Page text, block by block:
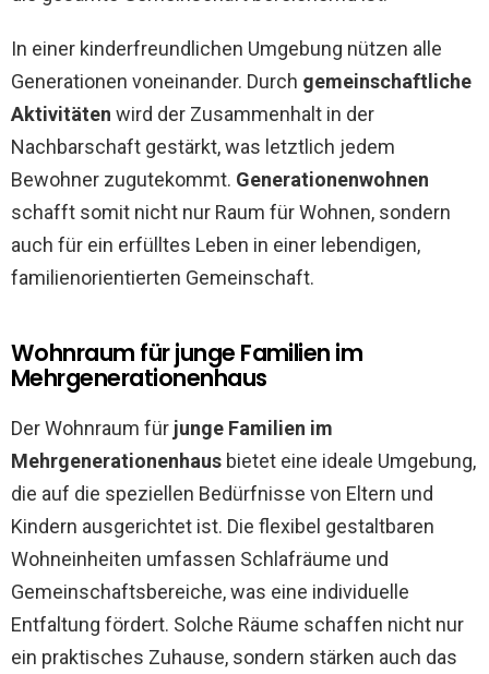
In einer kinderfreundlichen Umgebung nützen alle
Generationen voneinander. Durch gemeinschaftliche
Aktivitäten wird der Zusammenhalt in der
Nachbarschaft gestärkt, was letztlich jedem
Bewohner zugutekommt. Generationenwohnen
schafft somit nicht nur Raum für Wohnen, sondern
auch für ein erfülltes Leben in einer lebendigen,
familienorientierten Gemeinschaft.
Wohnraum für junge Familien im
Mehrgenerationenhaus
Der Wohnraum für junge Familien im
Mehrgenerationenhaus bietet eine ideale Umgebung,
die auf die speziellen Bedürfnisse von Eltern und
Kindern ausgerichtet ist. Die flexibel gestaltbaren
Wohneinheiten umfassen Schlafräume und
Gemeinschaftsbereiche, was eine individuelle
Entfaltung fördert. Solche Räume schaffen nicht nur
ein praktisches Zuhause, sondern stärken auch das